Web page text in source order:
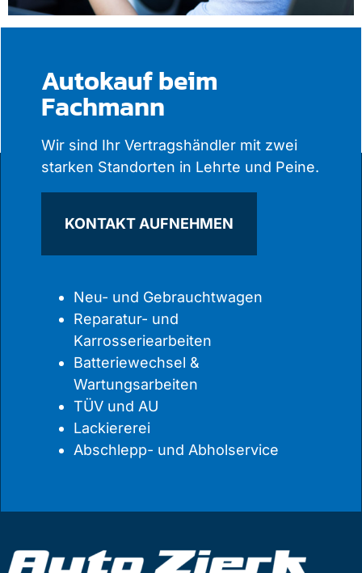
Autokauf beim
Fachmann
Wir sind Ihr Vertragshändler mit zwei
starken Standorten in Lehrte und Peine.
KONTAKT AUFNEHMEN
Neu- und Gebrauchtwagen
Reparatur- und
Karrosseriearbeiten
Batteriewechsel &
Wartungsarbeiten
TÜV und AU
Lackiererei
Abschlepp- und Abholservice